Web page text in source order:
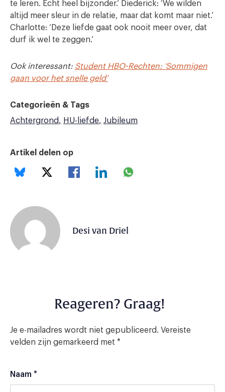
te leren. Echt heel bijzonder.’ Diederick: ‘We wilden
altijd meer sleur in de relatie, maar dat komt maar niet.’
Charlotte: ‘Deze liefde gaat ook nooit meer over, dat
durf ik wel te zeggen.’
Ook interessant: Student HBO-Rechten: ‘Sommigen
gaan voor het snelle geld’
Categorieën & Tags
Achtergrond
HU-liefde Jubileum
Artikel delen op
Desi van Driel
Reageren? Graag!
Je e-mailadres wordt niet gepubliceerd. Vereiste
velden zijn gemarkeerd met *
Naam *